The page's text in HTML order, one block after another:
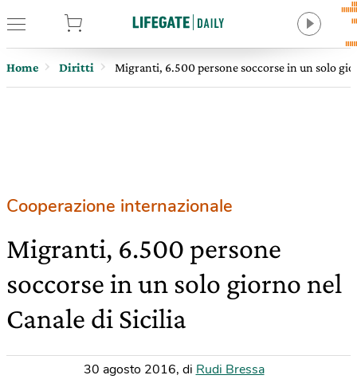
Home Diritti Migranti, 6.500 persone soccorse in un solo
Cooperazione internazionale
Migranti, 6.500 persone
soccorse in un solo giorno nel
Canale di Sicilia
30 agosto 2016, di Rudi Bressa